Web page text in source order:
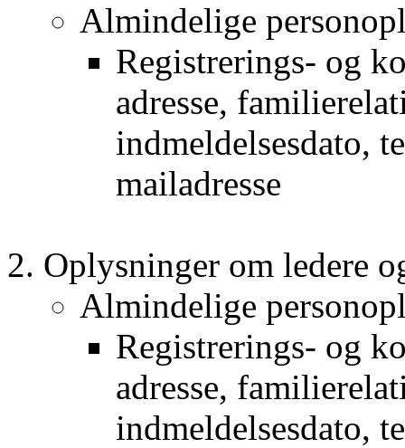
Almindelige
Registrerings- og
adresse,
indmeldelsesdato,
mailadresse
Oplysninger om ledere
Almindelige
Registrerings- og
adresse,
indmeldelsesdato,